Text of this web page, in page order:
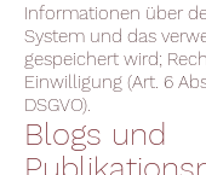
Informationen über
System und das
gespeichert wird;
Einwilligung (Art. 6
DSGVO).
Blogs und